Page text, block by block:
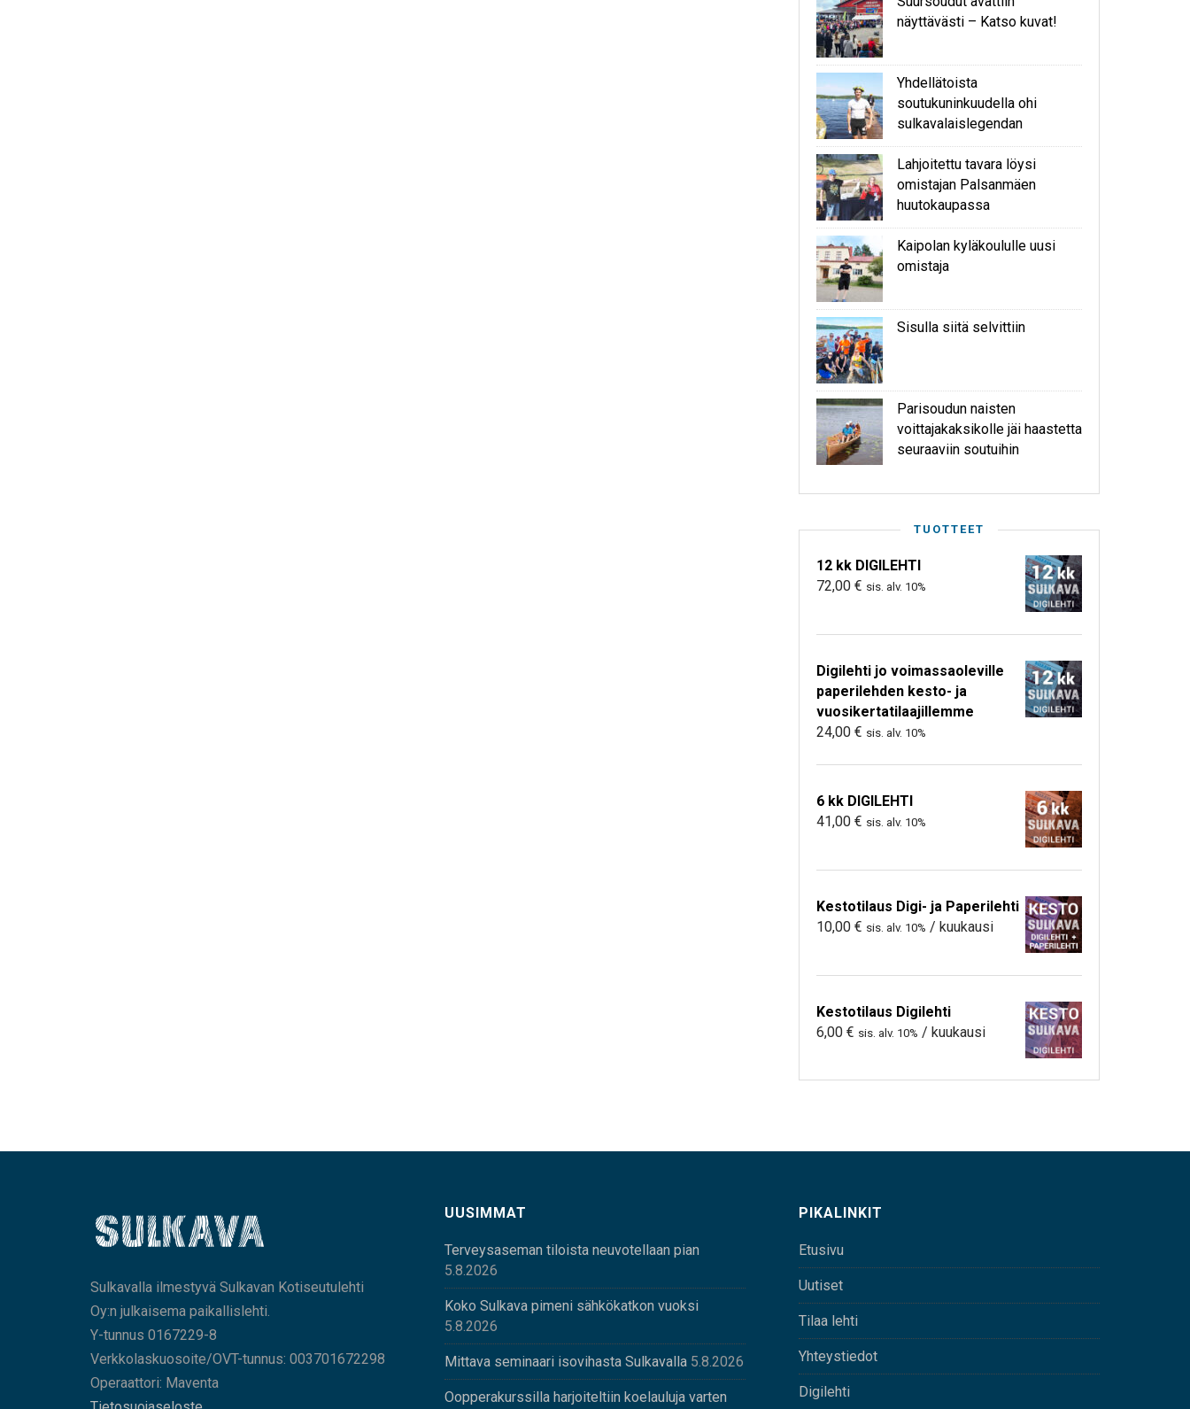
näyttävästi – Katso kuvat!
Yhdellätoista
soutukuninkuudella ohi
sulkavalaislegendan
Lahjoitettu tavara löysi
omistajan Palsanmäen
huutokaupassa
Kaipolan kyläkoululle uusi
omistaja
Sisulla siitä selvittiin
Parisoudun naisten
voittajakaksikolle jäi haastetta
seuraaviin soutuihin
TUOTTEET
12 kk DIGILEHTI
72,00 € sis. alv. 10%
Digilehti jo voimassaoleville
paperilehden kesto- ja
vuosikertatilaajillemme
24,00 € sis. alv. 10%
6 kk DIGILEHTI
41,00 € sis. alv. 10%
Kestotilaus Digi- ja Paperilehti
10,00 € sis. alv. 10% / kuukausi
Kestotilaus Digilehti
6,00 € sis. alv. 10% / kuukausi
Sulkavalla ilmestyvä Sulkavan Kotiseutulehti
Oy:n julkaisema paikallislehti.
Y-tunnus 0167229-8
Verkkolaskuosoite/OVT-tunnus: 003701672298
Operaattori: Maventa
UUSIMMAT
Terveysaseman tiloista neuvotellaan pian
5.8.2026
Koko Sulkava pimeni sähkökatkon vuoksi
5.8.2026
Mittava seminaari isovihasta Sulkavalla 5.8.2026
Oopperakurssilla harjoiteltiin koelauluja varten
PIKALINKIT
Etusivu
Uutiset
Tilaa lehti
Yhteystiedot
Digilehti